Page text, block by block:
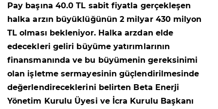
Pay başına 40.0 TL sabit fiyatla gerçekleşen
halka arzın büyüklüğünün 2 milyar 430 milyon
TL olması bekleniyor. Halka arzdan elde
edecekleri geliri büyüme yatırımlarının
finansmanında ve bu büyümenin gereksinimi
olan işletme sermayesinin güçlendirilmesinde
değerlendireceklerini belirten Beta Enerji
Yönetim Kurulu Üyesi ve İcra Kurulu Başkanı